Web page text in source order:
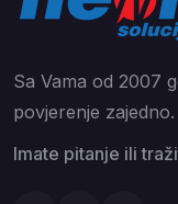
Sa Vama od 2007
povjerenje zajedno.
Imate pitanje ili